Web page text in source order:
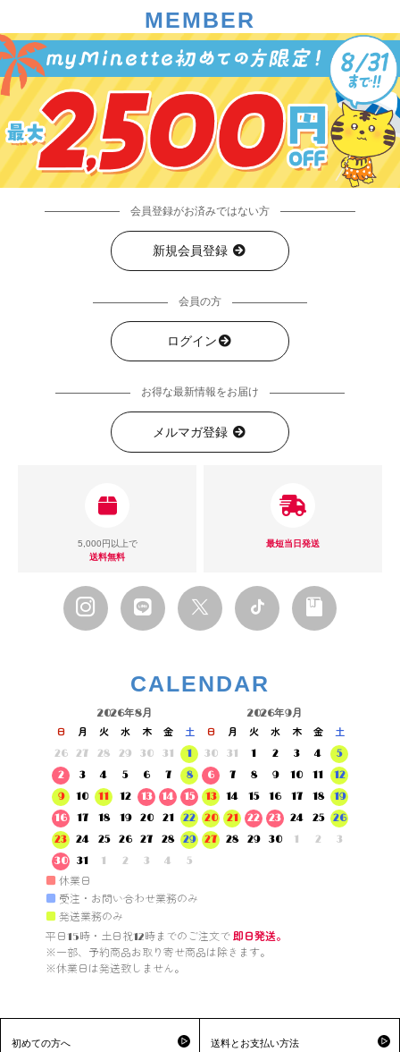
MEMBER
会員登録がお済みではない方
新規会員登録
会員の方
ログイン
お得な最新情報をお届け
メルマガ登録
5,000円以上で
送料無料
最短当日発送
CALENDAR
2026年8月
日 月 火 水 木 金
土
26
27 28 29 30 31
1
2
3 4 5 6 7
8
9
10 11 12 13 14
15
16
17 18 19 20 21
22
23
24 25 26 27 28
29
30
31 1 2 3 4 5
2026年9月
日 月 火 水 木 金
土
30
31 1 2 3 4
5
6
7 8 9 10 11
12
13
14 15 16 17 18
19
20
21 22 23 24 25
26
27
28 29 30 1 2 3
■ 休業日
■ 受注・お問い合わせ業務のみ
■ 発送業務のみ
平日15時・土日祝12時までのご注文で 即日発送。
※一部、予約商品お取り寄せ商品は除きます。
※休業日は発送致しません。
初めての方へ 送料とお支払い方法